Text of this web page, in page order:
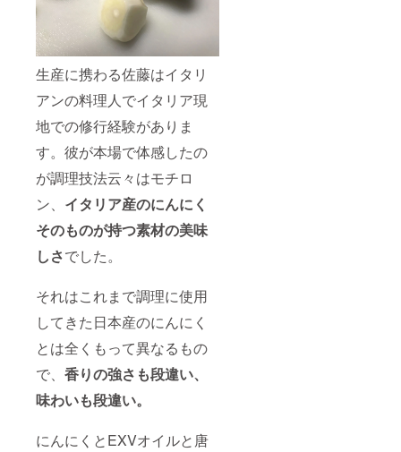
生産に携わる佐藤はイタリ
アンの料理人でイタリア現
地での修行経験がありま
す。彼が本場で体感したの
が調理技法云々はモチロ
ン、 イタリア産のにんにく
そのものが持つ素材の美味
しさでした。
それはこれまで調理に使用
してきた日本産のにんにく
とは全くもって異なるもの
で、 香りの強さも段違い、
味わいも段違い。
にんにくとEXVオイルと唐